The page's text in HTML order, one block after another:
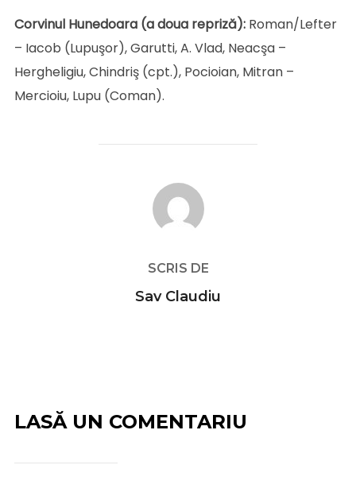
Corvinul Hunedoara (a doua repriză): Roman/Lefter
– Iacob (Lupuşor), Garutti, A. Vlad, Neacşa –
Hergheligiu, Chindriş (cpt.), Pocioian, Mitran –
Mercioiu, Lupu (Coman).
AUTOR ARTICOL
SCRIS DE
Sav Claudiu
LASĂ UN COMENTARIU